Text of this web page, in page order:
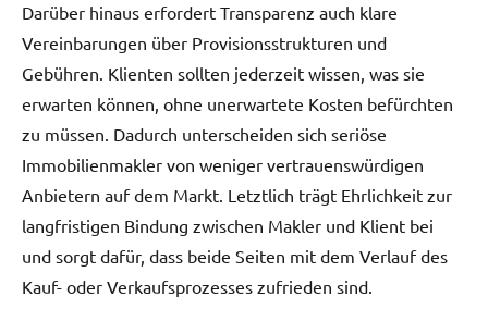
Darüber hinaus erfordert Transparenz auch klare
Vereinbarungen über Provisionsstrukturen und
Gebühren. Klienten sollten jederzeit wissen, was sie
erwarten können, ohne unerwartete Kosten befürchten
zu müssen. Dadurch unterscheiden sich seriöse
Immobilienmakler von weniger vertrauenswürdigen
Anbietern auf dem Markt. Letztlich trägt Ehrlichkeit zur
langfristigen Bindung zwischen Makler und Klient bei
und sorgt dafür, dass beide Seiten mit dem Verlauf des
Kauf- oder Verkaufsprozesses zufrieden sind.